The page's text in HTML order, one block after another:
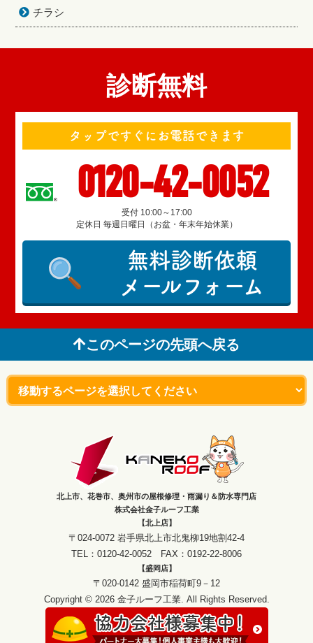
チラシ
診断無料
タップですぐにお電話できます
0120-42-0052
受付 10:00～17:00
定休日 毎週日曜日（お盆・年末年始休業）
無料診断依頼
メールフォーム
このページの先頭へ戻る
北上市、花巻市、奥州市の屋根修理・雨漏り＆防水専門店
株式会社金子ルーフ工業
【北上店】
〒024-0072 岩手県北上市北鬼柳19地割42-4
TEL：0120-42-0052 FAX：0192-22-8006
【盛岡店】
〒020-0142 盛岡市稲荷町9－12
Copyright © 2026 金子ルーフ工業. All Rights Reserved.